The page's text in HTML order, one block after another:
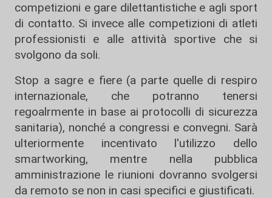
competizioni e gare dilettantistiche e agli sport
di contatto. Si invece alle competizioni di atleti
professionisti e alle attività sportive che si
svolgono da soli.
Stop a sagre e fiere (a parte quelle di respiro
internazionale, che potranno tenersi
regoalrmente in base ai protocolli di sicurezza
sanitaria), nonché a congressi e convegni. Sarà
ulteriormente incentivato l'utilizzo dello
smartworking, mentre nella pubblica
amministrazione le riunioni dovranno svolgersi
da remoto se non in casi specifici e giustificati.